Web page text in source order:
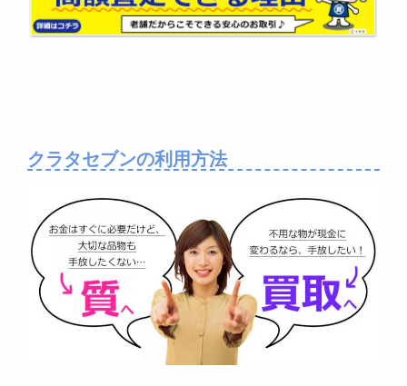
クラタセブンの利用方法